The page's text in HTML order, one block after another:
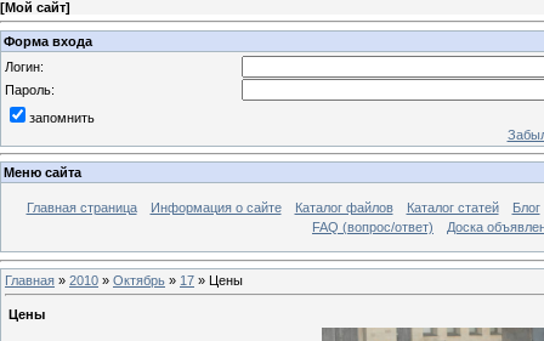
[Мой сайт]
Форма входа
Логин:
Пароль:
запомнить
Меню сайта
Главная страница Информация о сайте Каталог файлов Каталог статей
Блог
FAQ (вопрос/ответ)
Доска
Главная » 2010 » Октябрь » 17 » Цены
Цены